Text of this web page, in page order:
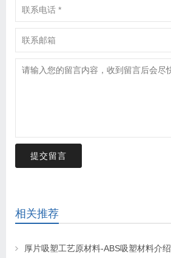
提交留言
相关推荐
厚片吸塑工艺原材料-ABS吸塑材料介绍